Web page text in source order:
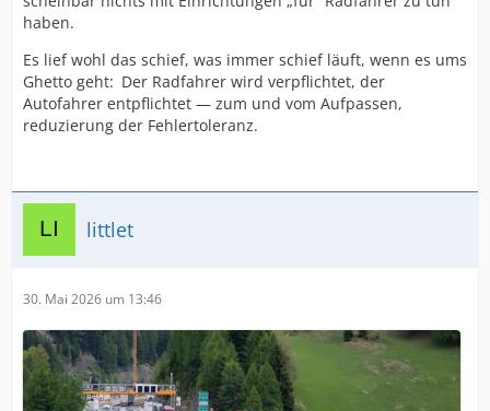
haben.
Es lief wohl das schief, was immer schief läuft, wenn es ums
Ghetto geht: Der Radfahrer wird verpflichtet, der
Autofahrer entpflichtet — zum und vom Aufpassen,
reduzierung der Fehlertoleranz.
littlet
30. Mai 2026 um 13:46